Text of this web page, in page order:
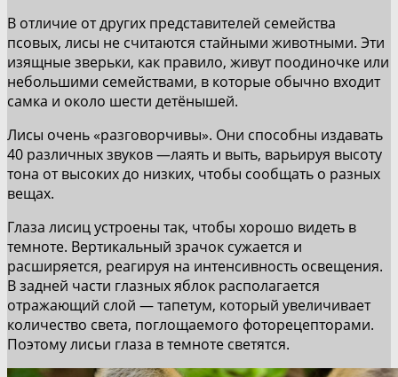
В отличие от других представителей семейства
псовых, лисы не считаются стайными животными. Эти
изящные зверьки, как правило, живут поодиночке или
небольшими семействами, в которые обычно входит
самка и около шести детёнышей.
Лисы очень «разговорчивы». Они способны издавать
40 различных звуков —лаять и выть, варьируя высоту
тона от высоких до низких, чтобы сообщать о разных
вещах.
Глаза лисиц устроены так, чтобы хорошо видеть в
темноте. Вертикальный зрачок сужается и
расширяется, реагируя на интенсивность освещения.
В задней части глазных яблок располагается
отражающий слой — тапетум, который увеличивает
количество света, поглощаемого фоторецепторами.
Поэтому лисьи глаза в темноте светятся.